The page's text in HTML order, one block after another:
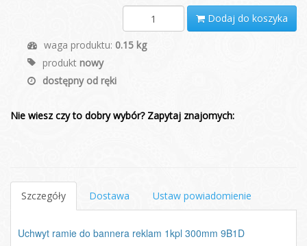
Dodaj do koszyka
waga produktu: 0.15 kg
produkt nowy
dostępny od ręki
Nie wiesz czy to dobry wybór? Zapytaj znajomych:
Szczegóły Dostawa Ustaw powiadomienie
Uchwyt ramie do bannera reklam 1kpl 300mm 9B1D